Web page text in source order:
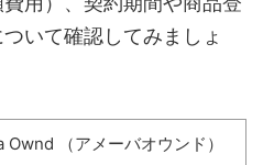
いて確認してみましょ
Ownd （アメーバオウンド）